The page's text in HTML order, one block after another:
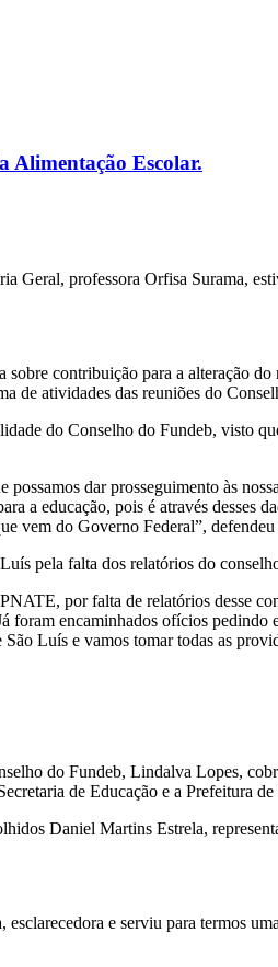
Alimentação Escolar.
Geral, professora Orfisa Surama,
contribuição para a alteração
de atividades das reuniões do
do Conselho do Fundeb, visto
dar prosseguimento às
a educação, pois é através desses
vem do Governo Federal”,
pela falta dos relatórios do
por falta de relatórios desse
foram encaminhados ofícios pedindo
Luís e vamos tomar todas as
do Fundeb, Lindalva Lopes,
de Educação e a Prefeitura
Daniel Martins Estrela,
e serviu para termos